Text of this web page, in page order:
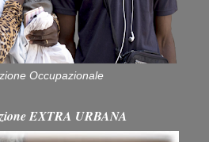
Occupazionale
EXTRA URBANA